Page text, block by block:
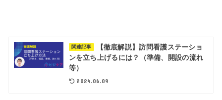
関連記事
【徹底解説】訪問看護ステーショ
ンを立ち上げるには？（準備、開設の流れ
等）
2024.06.09